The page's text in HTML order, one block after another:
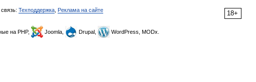
18+
Техподдержка Реклама на сайте
на PHP, Joomla, Drupal, WordPress, MODx.